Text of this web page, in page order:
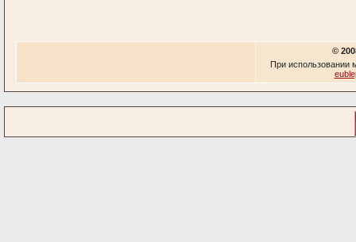
©
При использовании